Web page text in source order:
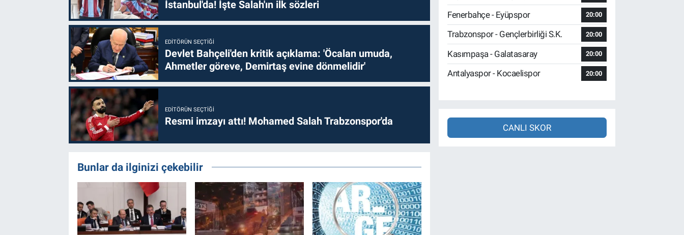
İstanbul'da! İşte Salah'ın ilk sözleri
EDITÖRÜN SEÇTIĞI
Devlet Bahçeli'den kritik açıklama: 'Öcalan umuda,
Ahmetler göreve, Demirtaş evine dönmelidir'
EDITÖRÜN SEÇTIĞI
Resmi imzayı attı! Mohamed Salah Trabzonspor'da
Bunlar da ilginizi çekebilir
Fenerbahçe - Eyüpspor 20:00
Trabzonspor - Gençlerbirliği S.K. 20:00
Kasımpaşa - Galatasaray 20:00
Antalyaspor - Kocaelispor 20:00
CANLI SKOR